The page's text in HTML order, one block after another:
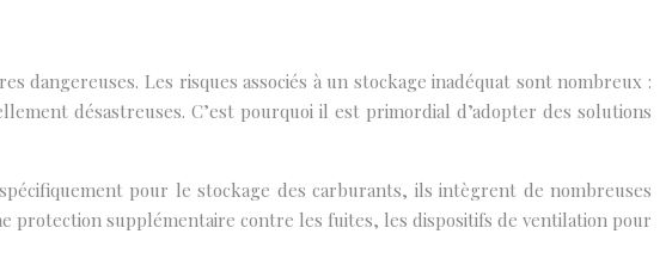
Les risques associés à un stockage inadéquat sont nombreux :
désastreuses. C’est pourquoi il est primordial d’adopter des solutions
pour le stockage des carburants, ils intègrent de nombreuses
protection supplémentaire contre les fuites, les dispositifs de ventilation pour